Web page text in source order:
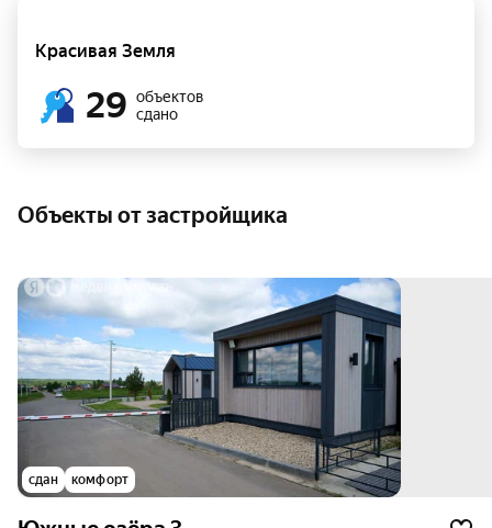
Красивая Земля
29 объектов
сдано
Объекты от застройщика
сдан комфорт